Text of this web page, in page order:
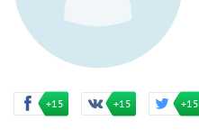
+15 +15 +15